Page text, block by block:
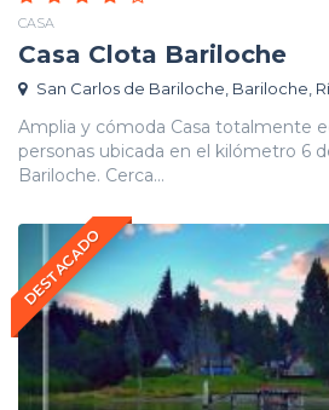
CASA
Casa Clota Bariloche
San Carlos de Bariloche, Bariloche,
Amplia y cómoda Casa totalmente
personas ubicada en el kilómetro 6
Bariloche. Cerca...
DESTACADO